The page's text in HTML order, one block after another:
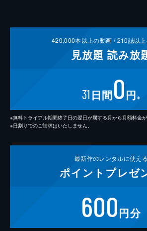
420,000本以上の動画 /210誌以
見放題 読み放
31 日間0円 ※
※無料トライアル期間終了日の翌日が属する月から月額料金が
※日割りでのご請求はいたしません。
最新作のレンタルに使える
ポイント プレゼ
600円分